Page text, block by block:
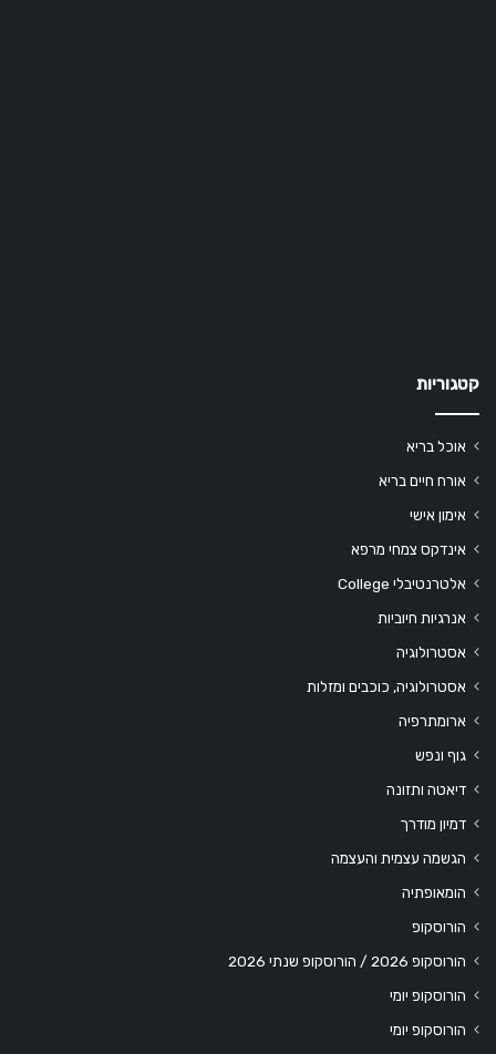
קטגוריות
אוכל בריא
אורח חיים בריא
אימון אישי
אינדקס צמחי מרפא
אלטרנטיבלי College
אנרגיות חיוביות
אסטרולוגיה
אסטרולוגיה, כוכבים ומזלות
ארומתרפיה
גוף ונפש
דיאטה ותזונה
דמיון מודרך
הגשמה עצמית והעצמה
הומאופתיה
הורוסקופ
הורוסקופ 2026 / הורוסקופ שנתי 2026
הורוסקופ יומי
הורוסקופ יומי